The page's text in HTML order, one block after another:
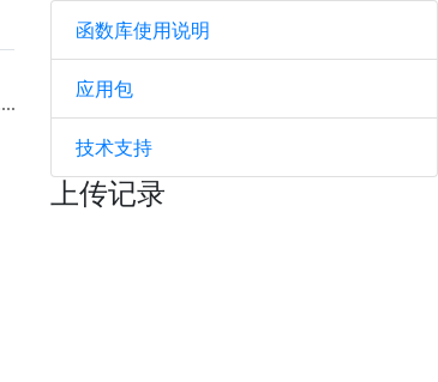
函数库使用说明
应用包
技术支持
上传记录